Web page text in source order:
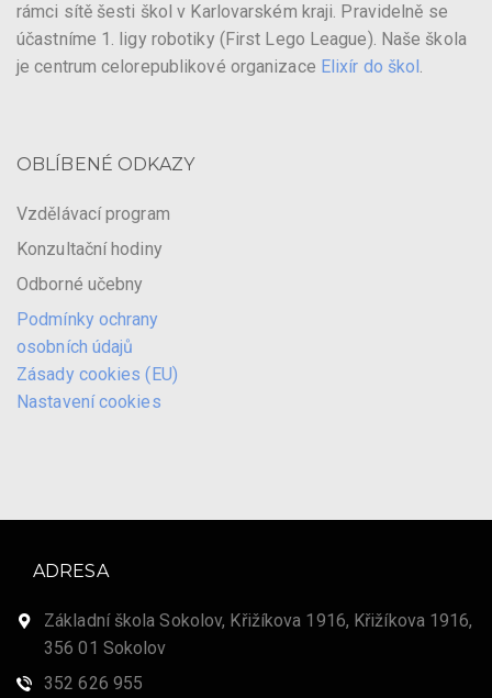
rámci sítě šesti škol v Karlovarském kraji. Pravidelně se
účastníme 1. ligy robotiky (First Lego League). Naše škola
je centrum celorepublikové organizace Elixír do škol .
OBLÍBENÉ ODKAZY
Vzdělávací program
Konzultační hodiny
Odborné učebny
Podmínky ochrany
osobních údajů
Zásady cookies (EU)
Nastavení cookies
ADRESA
Základní škola Sokolov, Křižíkova 1916, Křižíkova 1916,
356 01 Sokolov
352 626 955